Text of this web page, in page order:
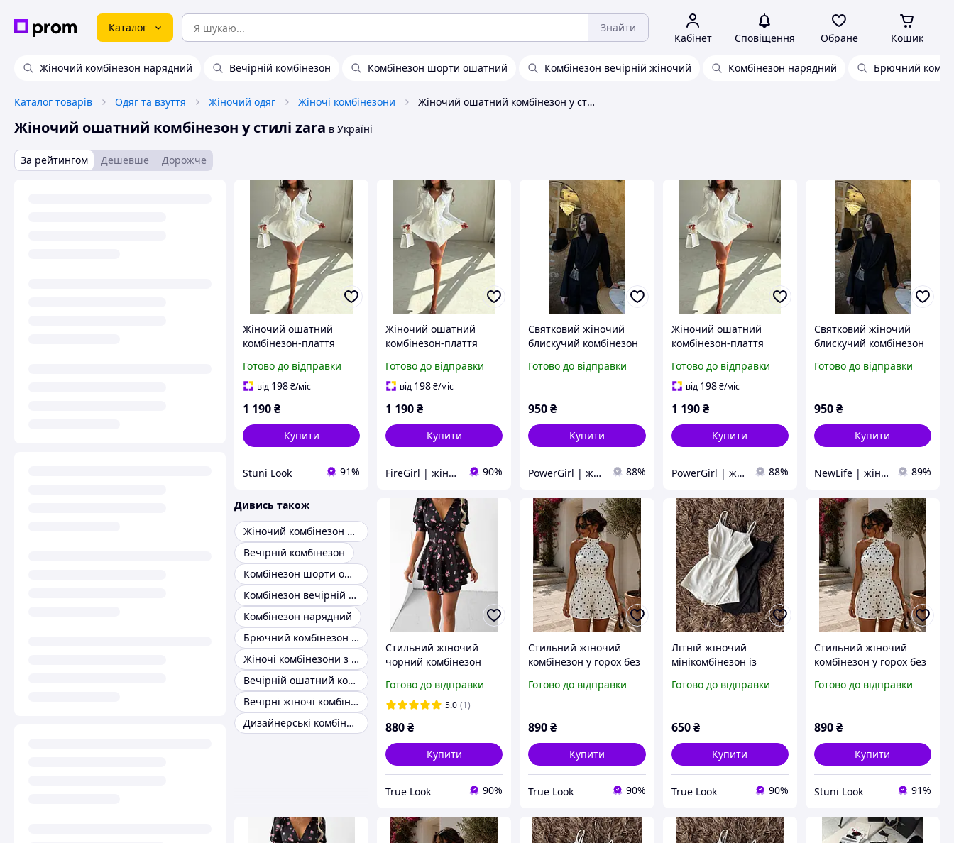
Каталог Знайти
Кабінет Сповіщення Обране Кошик
Жіночий комбінезон нарядний Вечірній комбінезон Комбінезон шорти ошатний Комбінезон вечірній жіночий Комбінезон нарядний Брючний
Каталог товарів Одяг та взуття Жіночий одяг Жіночі комбінезони Жіночий ошатний комбінезон у стилі zara
Жіночий ошатний комбінезон у стилі zara в Україні
За рейтингом Дешевше Дорожче
Жіночий ошатний
комбінезон-плаття
рукавом із мереживом
Готово до відправки
від 198₴/міс
1 190₴
Купити
Stuni Look 91%
Жіночий ошатний
комбінезон-плаття
рукавом із мереживом
Готово до відправки
від 198₴/міс
1 190₴
Купити
FireGirl | жіночий одяг 90%
Святковий жіночий
блискучий комбінезон
срібло, індиго) 42-44 і
Готово до відправки
950₴
Купити
PowerGirl | жіночий одяг 88%
Жіночий ошатний
комбінезон-плаття
рукавом із мереживом
Готово до відправки
від 198 ₴/міс
1 190 ₴
Купити
PowerGirl | жіночий одяг 88%
Святковий жіночий
блискучий комбінезон
срібло, індиго) 42-44 і
Готово до відправки
950₴
Купити
NewLife | жіночий одяг 89%
Дивись також
Жіночий комбінезон нарядний
Вечірній комбінезон
Комбінезон шорти ошатний
Комбінезон вечірній жіночий
Комбінезон нарядний
Брючний комбінезон вечірній
Жіночі комбінезони з бахромою
Вечірній ошатний комбінезон жіночий
Вечірні жіночі комбінезони чорні
Дизайнерські комбінезони жіночі
Стильний жіночий
чорний комбінезон
імітацією корсета
чорний білий
Готово до відправки
5.0 (1)
880₴
Купити
True Look 90%
Стильний жіночий
комбінезон у горох без
спиною (чорний, білий,
Готово до відправки
890₴
Купити
True Look 90%
Літній жіночий
мінікомбінезон із
(чорний, молочний)
Готово до відправки
650 ₴
Купити
True Look 90%
Стильний жіночий
комбінезон у горох без
спиною (чорний, білий,
Готово до відправки
890₴
Купити
Stuni Look 91%